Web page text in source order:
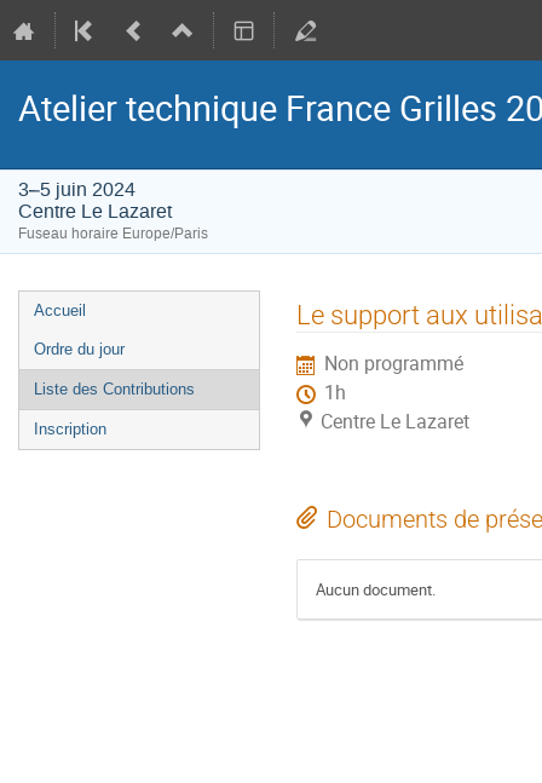
Atelier technique France Grilles
3–5 juin 2024
Centre Le Lazaret
Fuseau horaire Europe/Paris
Menu
de
l'événement
Accueil
Ordre du jour
Liste des Contributions
Inscription
Le support aux
Non programmé
1h
Centre Le Lazaret
Documents de
Aucun document.